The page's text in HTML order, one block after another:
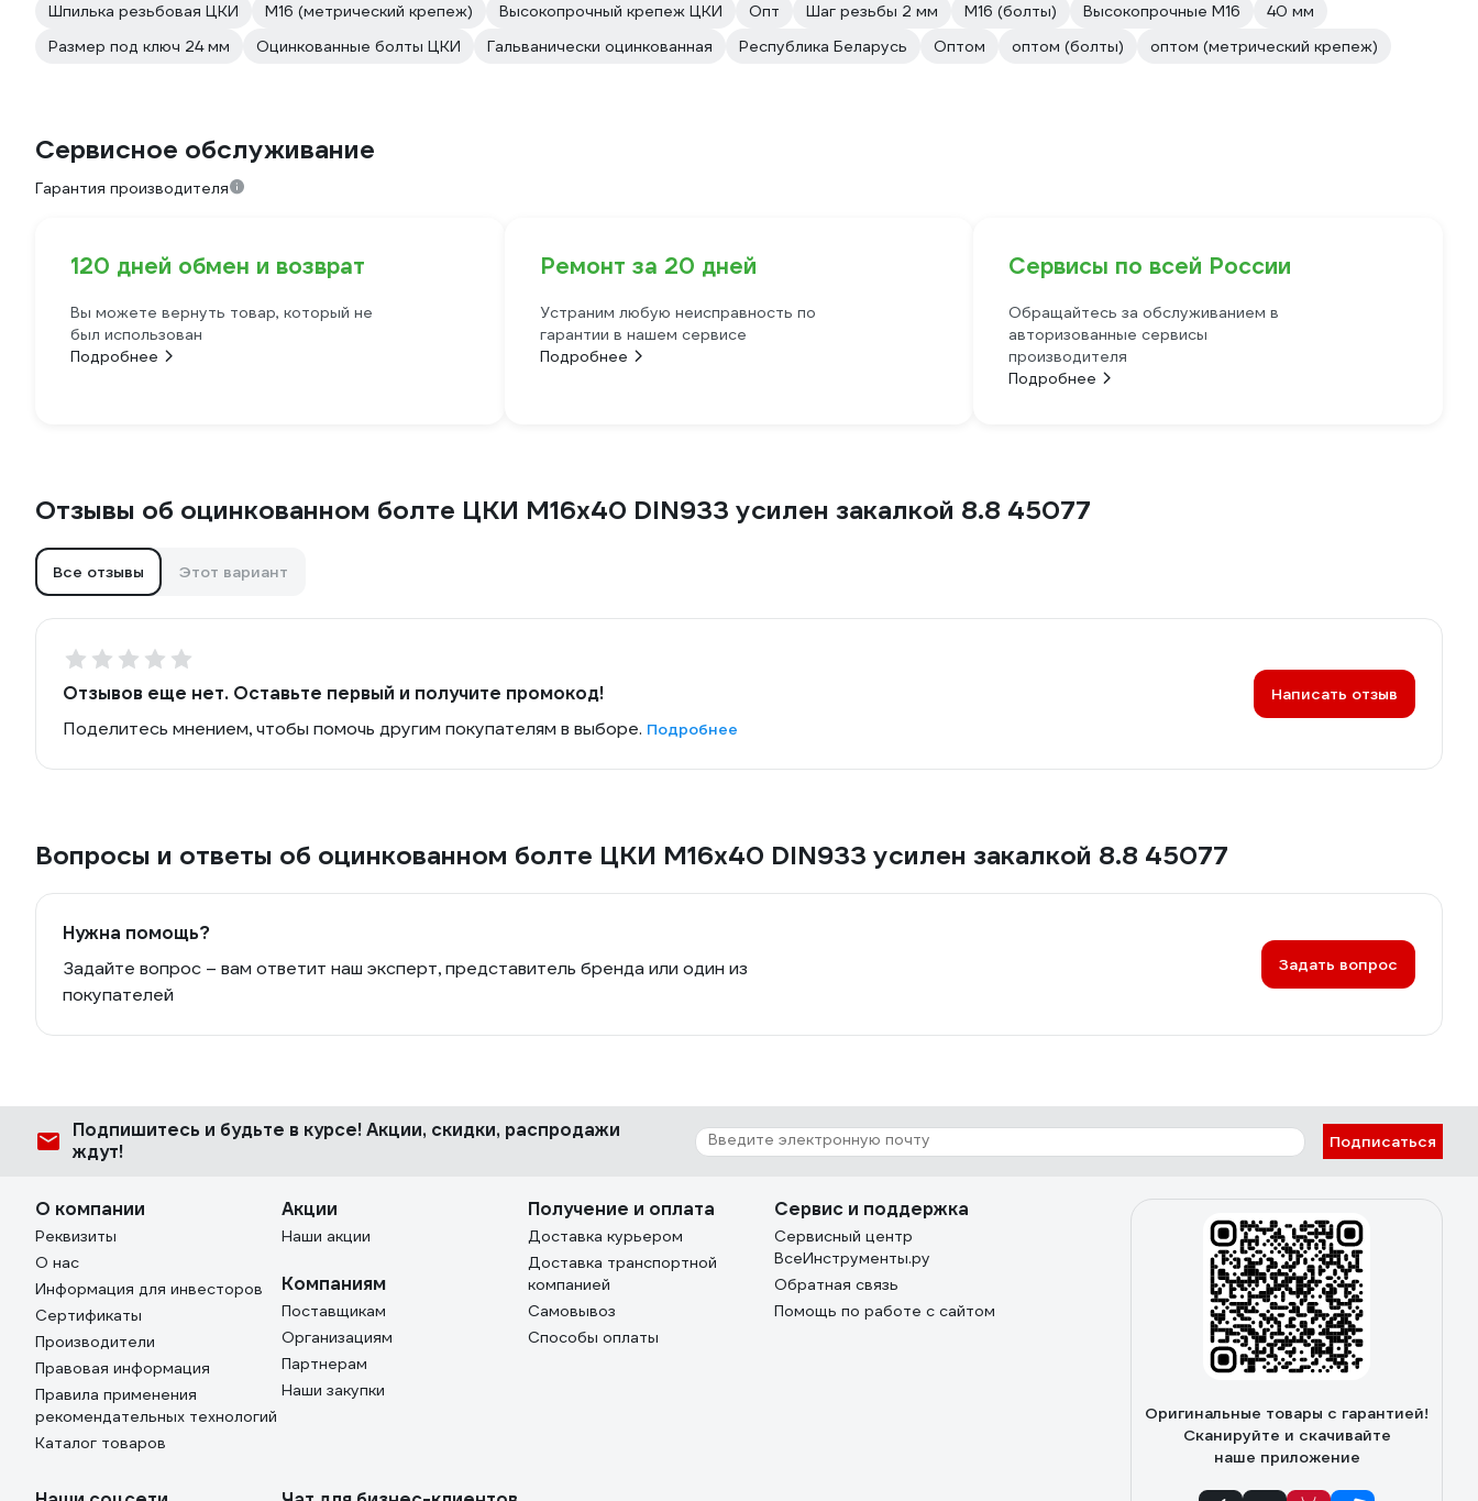
Шпилька резьбовая ЦКИ
М16 (метрический крепеж) Высокопрочный крепеж ЦКИ Опт Шаг резьбы 2 мм М16 (болты) Высокопрочные М16
40 мм
Размер под ключ 24 мм
Оцинкованные болты ЦКИ Гальванически оцинкованная Республика Беларусь Оптом оптом (болты) оптом (метрический крепеж)
Сервисное обслуживание
Гарантия производителя
120 дней обмен и возврат
Вы можете вернуть товар, который не
был использован
Подробнее
Ремонт за 20 дней
Устраним любую неисправность по
гарантии в нашем сервисе
Подробнее
Сервисы по всей России
Обращайтесь за обслуживанием в
авторизованные сервисы
производителя
Подробнее
Отзывы об оцинкованном болте ЦКИ М16х40 DIN933 усилен закалкой 8.8 45077
Все отзывы Этот вариант
Отзывов еще нет. Оставьте первый и получите промокод!
Поделитесь мнением, чтобы помочь другим покупателям в выборе. Подробнее
Написать отзыв
Вопросы и ответы об оцинкованном болте ЦКИ М16х40 DIN933 усилен закалкой 8.8 45077
Нужна помощь?
Задайте вопрос – вам ответит наш эксперт, представитель бренда или один из
покупателей
Задать вопрос
Подпишитесь и будьте в курсе! Акции, скидки, распродажи
ждут!
Подписаться
О компании
Реквизиты
О нас
Информация для инвесторов
Сертификаты
Производители
Правовая информация
Правила применения
рекомендательных технологий
Каталог товаров
Акции
Наши акции
Компаниям
Поставщикам
Организациям
Партнерам
Наши закупки
Получение и оплата
Доставка курьером
Доставка транспортной
компанией
Самовывоз
Способы оплаты
Сервис и поддержка
Сервисный центр
ВсеИнструменты.ру
Обратная связь
Помощь по работе с сайтом
Оригинальные товары с гарантией!
Сканируйте и скачивайте
наше приложение